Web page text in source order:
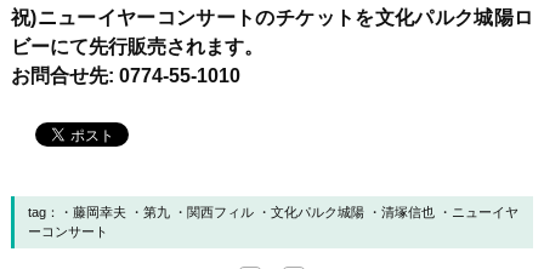
祝)ニューイヤーコンサートのチケットを文化パルク城陽ロ
ビーにて先行販売されます。
お問合せ先: 0774-55-1010
tag： 藤岡幸夫 第九 関西フィル 文化パルク城陽 清塚信也
ニューイヤ
ーコンサート